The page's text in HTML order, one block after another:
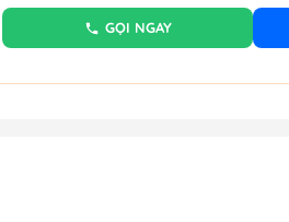
GỌI NGAY